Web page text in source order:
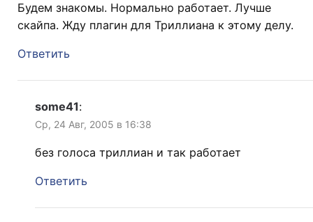
Будем знакомы. Нормально работает. Лучше
скайпа. Жду плагин для Триллиана к этому делу.
Ответить
some41:
Ср, 24 Авг, 2005 в 16:38
без голоса триллиан и так работает
Ответить